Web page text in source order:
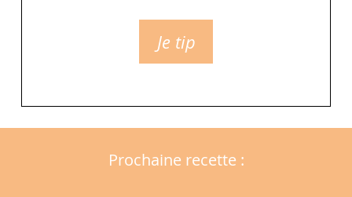
Je tip
Prochaine recette :